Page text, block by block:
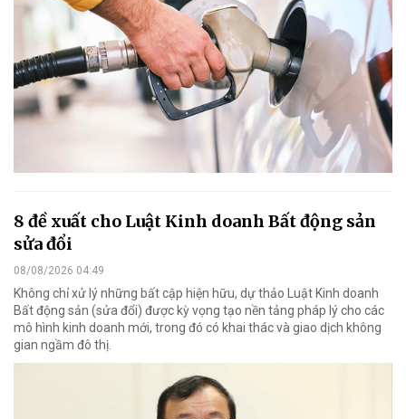
8 đề xuất cho Luật Kinh doanh Bất động sản
sửa đổi
08/08/2026 04:49
Không chỉ xử lý những bất cập hiện hữu, dự thảo Luật Kinh doanh
Bất động sản (sửa đổi) được kỳ vọng tạo nền tảng pháp lý cho các
mô hình kinh doanh mới, trong đó có khai thác và giao dịch không
gian ngầm đô thị.